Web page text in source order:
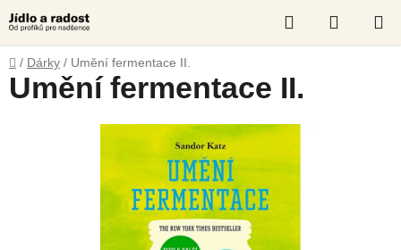
na
obsah
Hledat
KOŠÍK
Domů
/ Dárky / Umění fermentace II.
Umění fermentace II.